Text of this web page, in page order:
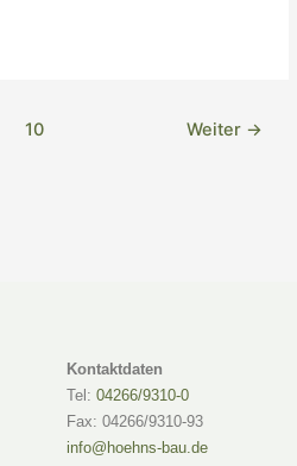
10 Weiter →
Kontaktdaten
Tel: 04266/9310-0
Fax: 04266/9310-93
info@hoehns-bau.de